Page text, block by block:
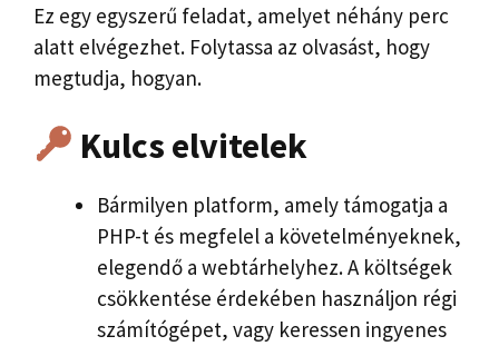
Ez egy egyszerű feladat, amelyet néhány perc
alatt elvégezhet. Folytassa az olvasást, hogy
megtudja, hogyan.
Kulcs elvitelek
Bármilyen platform, amely támogatja a
PHP-t és megfelel a követelményeknek,
elegendő a webtárhelyhez. A költségek
csökkentése érdekében használjon régi
számítógépet, vagy keressen ingyenes